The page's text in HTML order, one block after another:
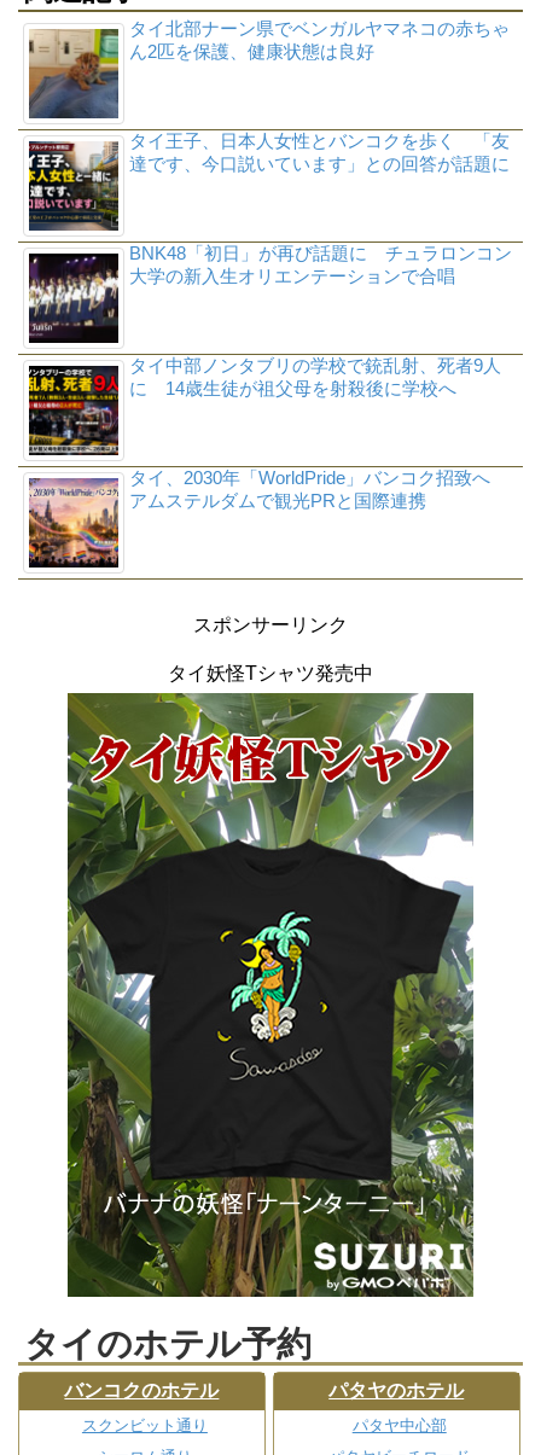
タイ北部ナーン県でベンガルヤマネコの赤ちゃ
ん2匹を保護、健康状態は良好
タイ王子、日本人女性とバンコクを歩く 「友
達です、今口説いています」との回答が話題に
BNK48「初日」が再び話題に チュラロンコン
大学の新入生オリエンテーションで合唱
タイ中部ノンタブリの学校で銃乱射、死者9人
に 14歳生徒が祖父母を射殺後に学校へ
タイ、2030年「WorldPride」バンコク招致へ
アムステルダムで観光PRと国際連携
スポンサーリンク
タイ妖怪Tシャツ発売中
タイのホテル予約
バンコクのホテル
スクンビット通り
パタヤのホテル
パタヤ中心部